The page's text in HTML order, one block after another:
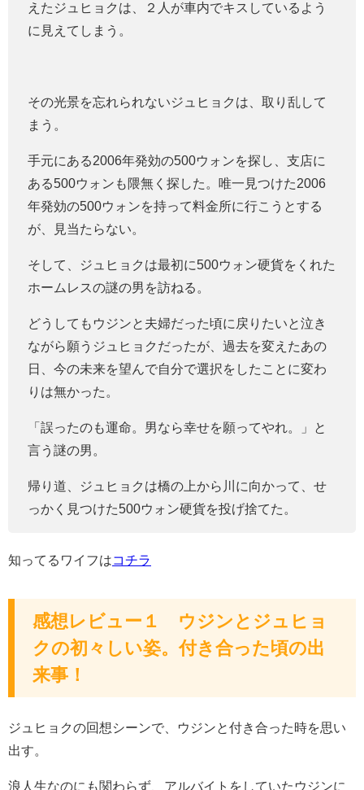
えたジュヒョクは、２人が車内でキスしているよう
に見えてしまう。
その光景を忘れられないジュヒョクは、取り乱して
まう。
手元にある2006年発効の500ウォンを探し、支店に
ある500ウォンも隈無く探した。唯一見つけた2006
年発効の500ウォンを持って料金所に行こうとする
が、見当たらない。
そして、ジュヒョクは最初に500ウォン硬貨をくれた
ホームレスの謎の男を訪ねる。
どうしてもウジンと夫婦だった頃に戻りたいと泣き
ながら願うジュヒョクだったが、過去を変えたあの
日、今の未来を望んで自分で選択をしたことに変わ
りは無かった。
「誤ったのも運命。男なら幸せを願ってやれ。」と
言う謎の男。
帰り道、ジュヒョクは橋の上から川に向かって、せ
っかく見つけた500ウォン硬貨を投げ捨てた。
知ってるワイフはコチラ
感想レビュー１ ウジンとジュヒョ
クの初々しい姿。付き合った頃の出
来事！
ジュヒョクの回想シーンで、ウジンと付き合った時を思い
出す。
浪人生なのにも関わらず、アルバイトをしていたウジンに